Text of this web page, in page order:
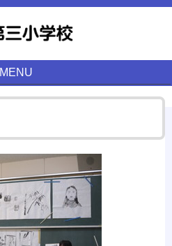
MENU